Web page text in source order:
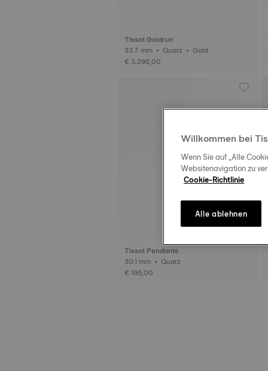
Tissot Goldrun
33.7 mm • Quarz • Gold
€ 3.295,00
Tissot Pendants
30.1 mm • Quarz
€ 195,00
Willkommen bei
Wenn Sie auf „Alle
Websitenavigation zu
Cookie-Richtlinie
Alle ablehnen